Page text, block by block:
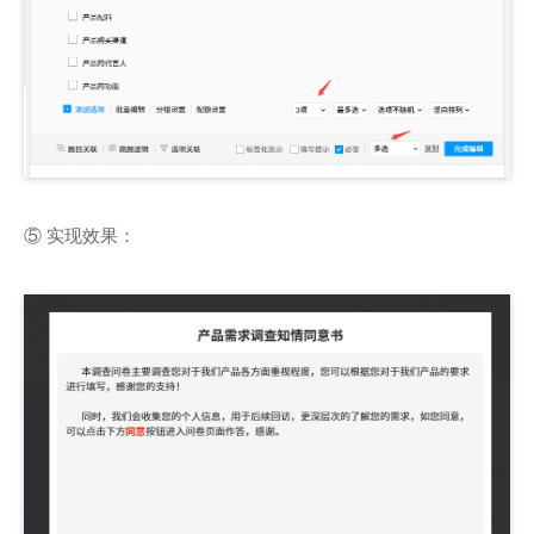
⑤ 实现效果：